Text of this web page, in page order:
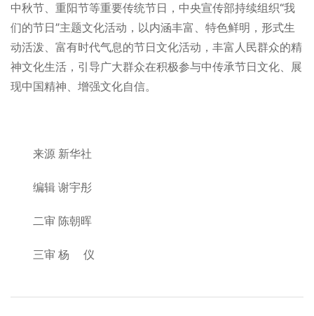
中秋节、重阳节等重要传统节日，中央宣传部持续组织“我
们的节日”主题文化活动，以内涵丰富、特色鲜明，形式生
动活泼、富有时代气息的节日文化活动，丰富人民群众的精
神文化生活，引导广大群众在积极参与中传承节日文化、展
现中国精神、增强文化自信。
来源 新华社
编辑 谢宇彤
二审 陈朝晖
三审 杨 仪